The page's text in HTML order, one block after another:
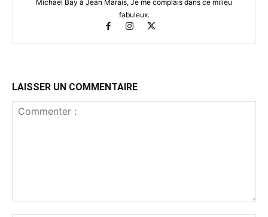
Michael Bay à Jean Marais, Je me complais dans ce milieu
fabuleux.
LAISSER UN COMMENTAIRE